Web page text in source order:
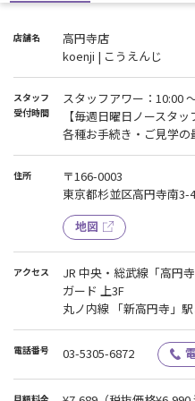
ご不便をおかけいたしますが
【NOTICE : No-Staff Days】
No staff will be available
■Aug 14th (FRI) ～ Aug 16th
We will be back from 10:00am
※Please note:
※All procedures and High
the period above.
※A cleaning company will
We apologize for the
understanding.
店舗名
高円寺店
koenji | こうえんじ
スタッフ
受付時間
スタッフアワー：10:00
【毎週日曜日ノースタッ
各種お手続き・ご見学の
住所
〒166-0003
東京都杉並区高円寺南3-
地図
アクセス
JR 中央・総武線「高円
ガード 上3F
丸ノ内線 「新高円寺」
電話番号 03-5305-6872